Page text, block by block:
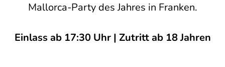
Mallorca-Party des Jahres in Franken.
Einlass ab 17:30 Uhr | Zutritt ab 18 Jahren